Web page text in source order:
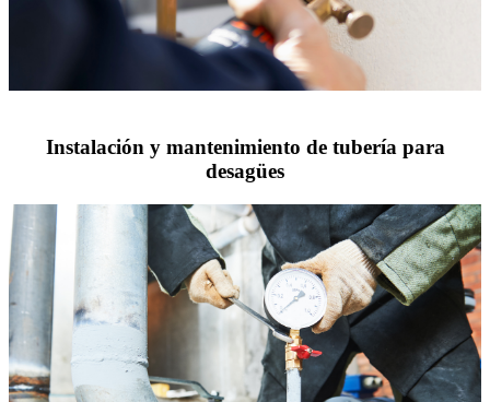
Instalación y mantenimiento de tubería para
desagües